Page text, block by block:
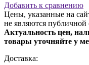
Добавить к сравнению
Цены, указанные на
не являются публичной
Актуальность цен,
товары уточняйте у
Доставка: